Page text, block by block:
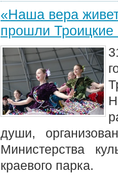
«Наша вера
прошли Троицкие
души,
Министерства
краевого парка.